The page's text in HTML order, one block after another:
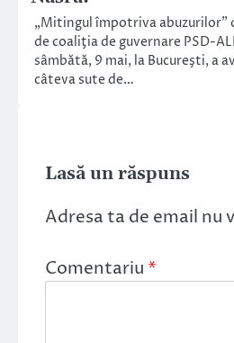
„Mitingul împotriva abuzurilor”
de coaliţia de guvernare PSD-
sâmbătă, 9 mai, la Bucureşti, a
câteva sute de…
Lasă un răspuns
Adresa ta de email nu
Comentariu *